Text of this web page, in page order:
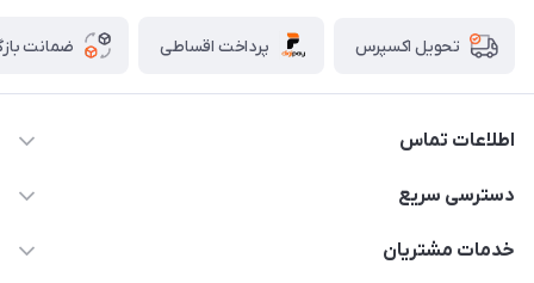
تحویل اکسپرس پرداخت اقساطی ضمانت
اطلاعات تماس
07154503736-09120986090
دسترسی سریع
حساب کاربری
خدمات مشتریان